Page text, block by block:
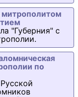
митрополитом
"Губерния" с
по